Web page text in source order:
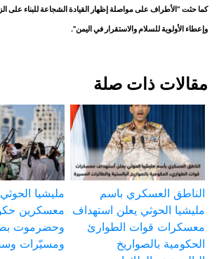
كما حثت “الأطراف على مواصلة إظهار القيادة الشجاعة للبناء على
وإعطاء الأولوية للسلام والاستقرار في اليمن”.
مقالات ذات صلة
الناطق العسكري باسم
مليشيا الحوثي يعلن استهداف
معسكرات قوات الطوارئ
الحكومية بالصواريخ
مليشيا
معسكرين
وحضرموت
ومسيّرات